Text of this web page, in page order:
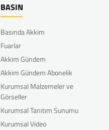
BASIN
Basında Akkim
Fuarlar
Akkim Gündem
Akkim Gündem Abonelik
Kurumsal Malzemeler ve
Görseller
Kurumsal Tanıtım Sunumu
Kurumsal Video